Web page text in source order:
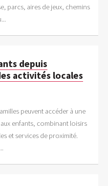
parcs, aires de jeux, chemins
depuis
activités locales
peuvent accéder à une
enfants, combinant loisirs
et services de proximité.